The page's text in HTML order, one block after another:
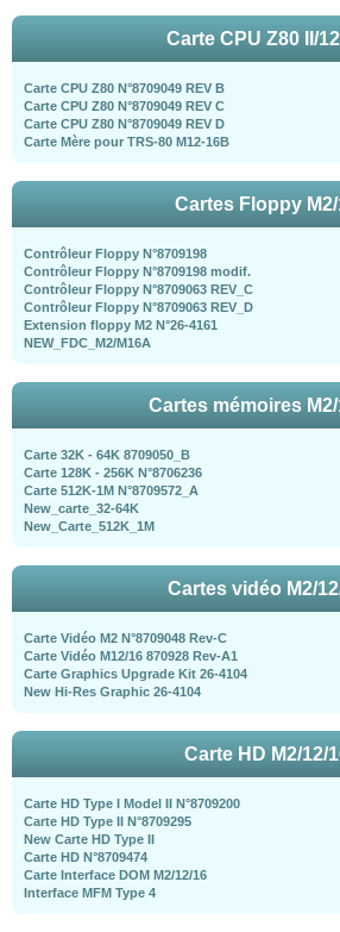
Carte CPU Z80 II/
Carte CPU Z80 N°8709049 REV B
Carte CPU Z80 N°8709049 REV C
Carte CPU Z80 N°8709049 REV D
Carte Mère pour TRS-80 M12-16B
Cartes Floppy M2/
Contrôleur Floppy N°8709198
Contrôleur Floppy N°8709198 modif.
Contrôleur Floppy N°8709063 REV_C
Contrôleur Floppy N°8709063 REV_D
Extension floppy M2 N°26-4161
NEW_FDC_M2/M16A
Cartes mémoires M2/
Carte 32K - 64K 8709050_B
Carte 128K - 256K N°8706236
Carte 512K-1M N°8709572_A
New_carte_32-64K
New_Carte_512K_1M
Cartes vidéo M2/
Carte Vidéo M2 N°8709048 Rev-C
Carte Vidéo M12/16 870928 Rev-A1
Carte Graphics Upgrade Kit 26-4104
New Hi-Res Graphic 26-4104
Carte HD M2/12/
Carte HD Type I Model II N°8709200
Carte HD Type II N°8709295
New Carte HD Type II
Carte HD N°8709474
Carte Interface DOM M2/12/16
Interface MFM Type 4